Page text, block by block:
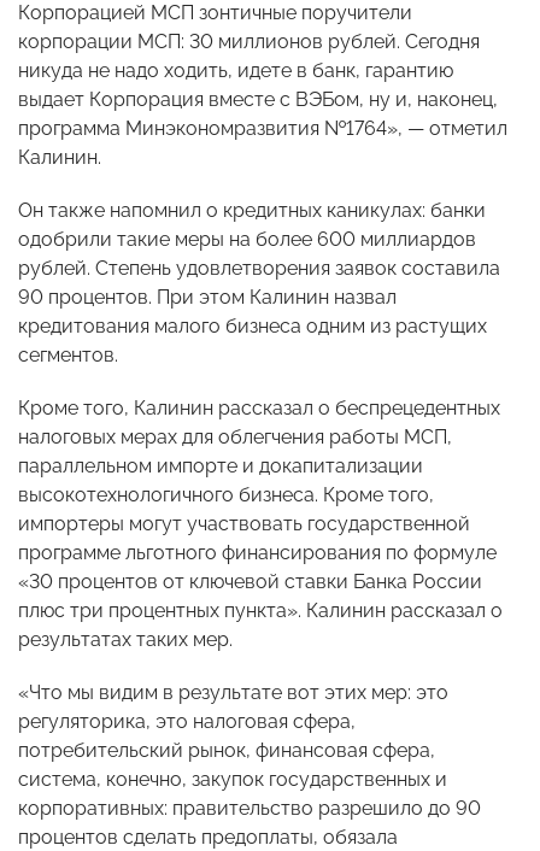
Корпорацией МСП зонтичные поручители
корпорации МСП: 30 миллионов рублей. Сегодня
никуда не надо ходить, идете в банк, гарантию
выдает Корпорация вместе с ВЭБом, ну и, наконец,
программа Минэкономразвития №1764», — отметил
Калинин.
Он также напомнил о кредитных каникулах: банки
одобрили такие меры на более 600 миллиардов
рублей. Степень удовлетворения заявок составила
90 процентов. При этом Калинин назвал
кредитования малого бизнеса одним из растущих
сегментов.
Кроме того, Калинин рассказал о беспрецедентных
налоговых мерах для облегчения работы МСП,
параллельном импорте и докапитализации
высокотехнологичного бизнеса. Кроме того,
импортеры могут участвовать государственной
программе льготного финансирования по формуле
«30 процентов от ключевой ставки Банка России
плюс три процентных пункта». Калинин рассказал о
результатах таких мер.
«Что мы видим в результате вот этих мер: это
регуляторика, это налоговая сфера,
потребительский рынок, финансовая сфера,
система, конечно, закупок государственных и
корпоративных: правительство разрешило до 90
процентов сделать предоплаты, обязала